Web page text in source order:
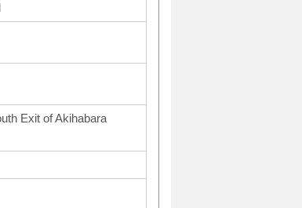
Exit of Akihabara